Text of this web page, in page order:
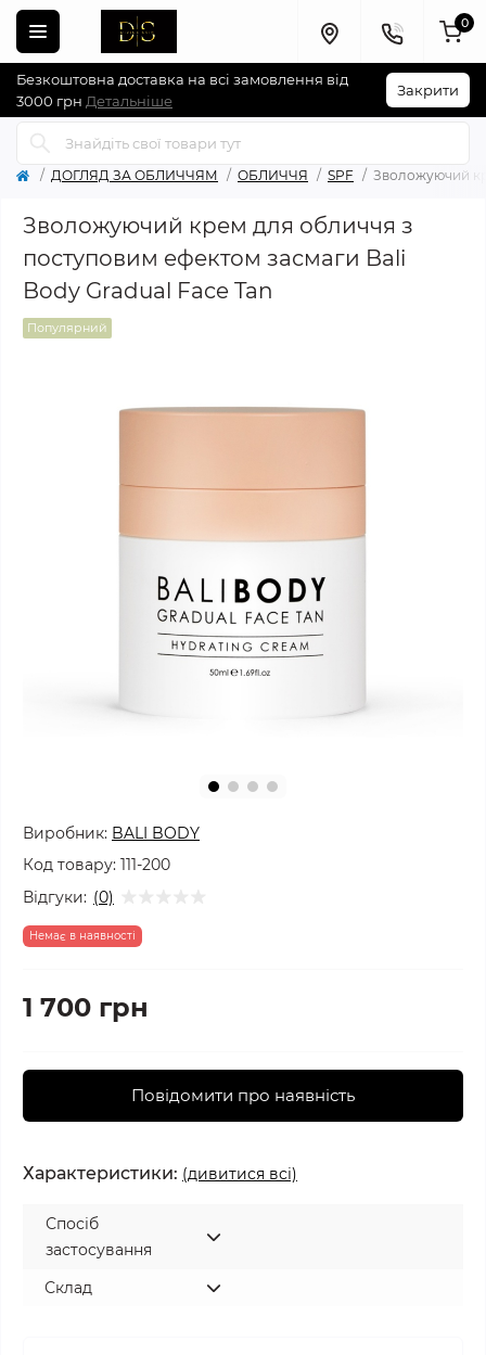
Безкоштовна доставка на всі замовлення від
3000 грн Детальніше
Закрити
0
ДОГЛЯД ЗА ОБЛИЧЧЯМ ОБЛИЧЧЯ SPF Зволожуючий
Зволожуючий крем для обличчя з
поступовим ефектом засмаги Bali
Body Gradual Face Tan
Популярний
Виробник: BALI BODY
Код товару: 111-200
Відгуки: (0)
Немає в наявності
1 700 грн
Повідомити про наявність
Характеристики: (дивитися всі)
Спосіб
застосування
Склад